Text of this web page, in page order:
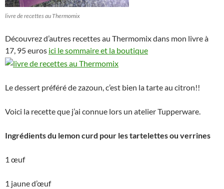
livre de recettes au Thermomix
Découvrez d’autres recettes au Thermomix dans mon livre à
17, 95 euros ici le sommaire et la boutique
Le dessert préféré de zazoun, c’est bien la tarte au citron!!
Voici la recette que j’ai connue lors un atelier Tupperware.
Ingrédients du lemon curd pour les tartelettes ou verrines
1 œuf
1 jaune d’œuf